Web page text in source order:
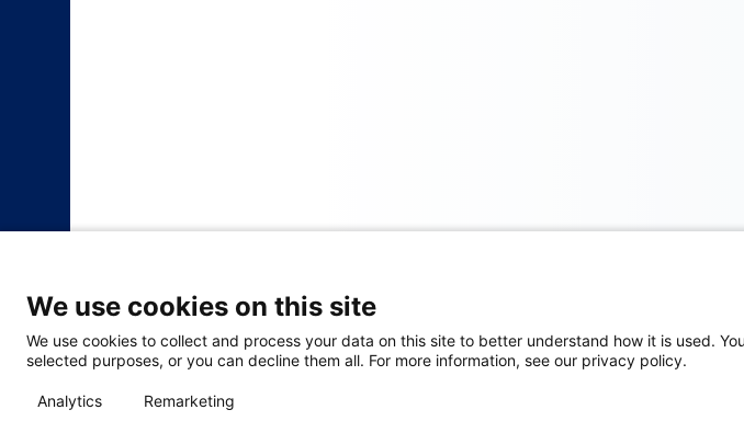
We use cookies on this site
We use cookies to collect and process your data on this site to better understand how it is used.
selected purposes, or you can decline them all. For more information, see our privacy policy.
Analytics Remarketing